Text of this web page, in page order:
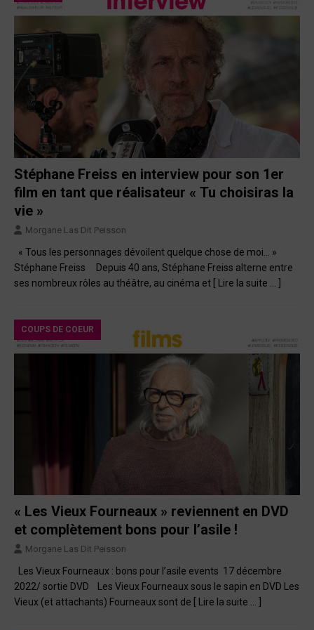
Stéphane Freiss en interview pour son 1er
film en tant que réalisateur « Tu choisiras la
vie »
Morgane Las Dit Peisson
« Tous les personnages dévoilent quelque chose de moi… »
Stéphane Freiss Depuis 40 ans, Stéphane Freiss alterne entre
ses nombreux rôles au théâtre, au cinéma et
[ Lire la suite … ]
COUPS DE COEUR
« Les Vieux Fourneaux » reviennent en DVD
et complètement bons pour l’asile !
Morgane Las Dit Peisson
Les Vieux Fourneaux : bons pour l’asile events 17 décembre
2022/ sortie DVD Les Vieux Fourneaux sous le sapin en DVD Les
Vieux (et attachants) Fourneaux sont de
[ Lire la suite … ]